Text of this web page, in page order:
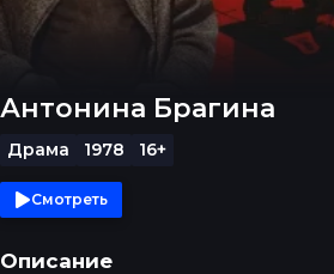
Антонина Брагина
Драма 1978 16+
Смотреть
Описание